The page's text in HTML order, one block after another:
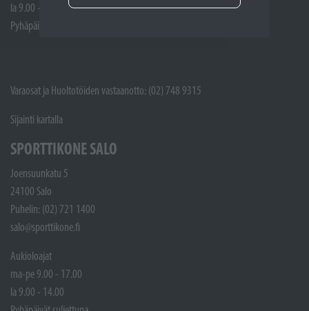
la 9.00 - 14.00
Pyhäpäivät suljettuna
Varaosat ja Huoltotöiden vastaanotto: (02) 748 9315
Sijainti kartalla
SPORTTIKONE SALO
Joensuunkatu 5
24100 Salo
Puhelin: (02) 721 1400
salo@sporttikone.fi
Aukioloajat
ma-pe 9.00 - 17.00
la 9.00 - 14.00